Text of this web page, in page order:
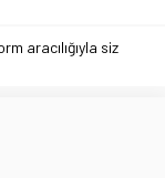
aracılığıyla siz